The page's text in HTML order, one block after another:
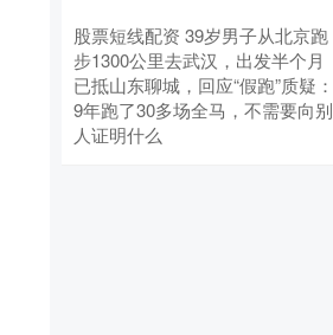
股票短线配资 39岁男子从北京跑
步1300公里去武汉，出发半个月
已抵山东聊城，回应“假跑”质疑：
9年跑了30多场全马，不需要向别
人证明什么